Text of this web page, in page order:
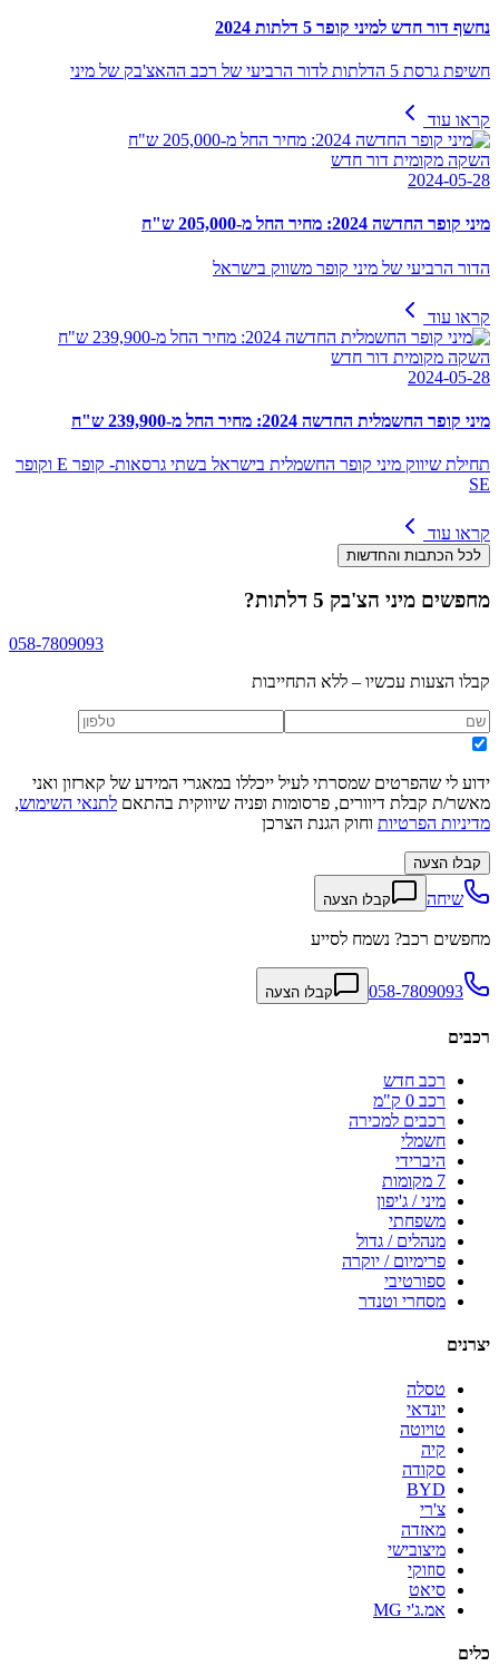
נחשף דור חדש למיני קופר 5 דלתות 2024
חשיפת גרסת 5 הדלתות לדור הרביעי של רכב ההאצ'בק של מיני
קראו עוד
השקה מקומית דור חדש
2024-05-28
מיני קופר החדשה 2024: מחיר החל מ-205,000 ש"ח
הדור הרביעי של מיני קופר משווק בישראל
קראו עוד
השקה מקומית דור חדש
2024-05-28
מיני קופר החשמלית החדשה 2024: מחיר החל מ-239,900 ש"ח
תחילת שיווק מיני קופר החשמלית בישראל בשתי גרסאות- קופר E וקופר
SE
קראו עוד
לכל הכתבות והחדשות
מחפשים מיני הצ'בק 5 דלתות ?
058-7809093
קבלו הצעות עכשיו – ללא התחייבות
ידוע לי שהפרטים שמסרתי לעיל ייכללו במאגרי המידע של קארזון ואני
מאשר/ת קבלת דיוורים, פרסומות ופניה שיווקית בהתאם לתנאי השימוש,
מדיניות הפרטיות וחוק הגנת הצרכן
קבלו הצעה
שיחה קבלו הצעה
מחפשים רכב? נשמח לסייע
058-7809093 קבלו הצעה
רכבים
רכב חדש
רכב 0 ק"מ
רכבים למכירה
חשמלי
היברידי
7 מקומות
מיני / ג'יפון
משפחתי
מנהלים / גדול
פרימיום / יוקרה
ספורטיבי
מסחרי וטנדר
יצרנים
טסלה
יונדאי
טויוטה
קיה
סקודה
BYD
צ'רי
מאזדה
מיצובישי
סוזוקי
סיאט
אמ.ג'י MG
כלים